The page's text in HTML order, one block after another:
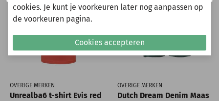
OVERIGE MERKEN
Unrealba6 t-shirt Evis red
OVERIGE MERKEN
Dutch Dream Denim Maas
cookies. Je kunt je voorkeuren later nog aanpassen op
de voorkeuren pagina.
Cookies accepteren